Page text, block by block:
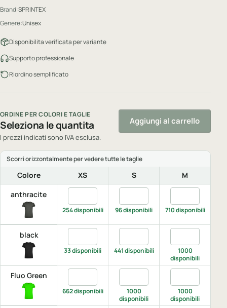
Brand:SPRINTEX
Genere:Unisex
Disponibilita verificata per variante
Supporto professionale
Riordino semplificato
ORDINE PER COLORI E TAGLIE
Seleziona le quantita
I prezzi indicati sono IVA esclusa.
Aggiungi al carrello
Colore XS S
M
anthracite
254 disponibili 96 disponibili 710 disponibili
black
33 disponibili 441 disponibili
1000
disponibili
Fluo Green
662 disponibili
1000
disponibili
1000
disponibili